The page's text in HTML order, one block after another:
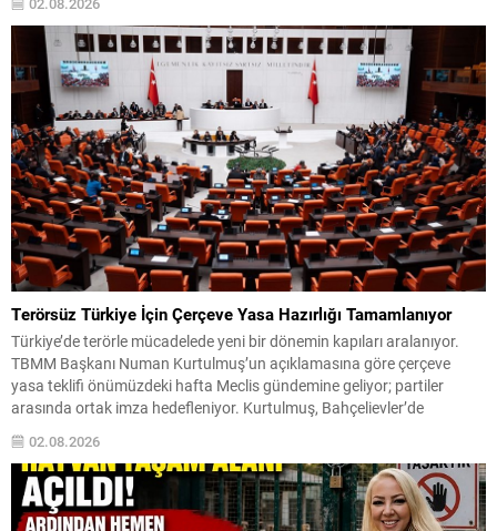
büyük bir onur olduğu kadar önemli bir sorumluluk taşıdığını
belirterek, teşkilat yönetimiyle...
Terörsüz Türkiye İçin Çerçeve Yasa Hazırlığı Tamamlanıyor
Türkiye’de terörle mücadelede yeni bir dönemin kapıları aralanıyor.
TBMM Başkanı Numan Kurtulmuş’un açıklamasına göre çerçeve
yasa teklifi önümüzdeki hafta Meclis gündemine geliyor; partiler
arasında ortak imza hedefleniyor. Kurtulmuş, Bahçelievler’de
gençlerle buluşmasında bu yasanın sürecin kilit taşlarından biri
olduğunu vurguladı. Yapılacak düzenlemeyle terörün geçmişin kötü
bir hatırası haline getirilmesi; ülkenin her...
02.08.2026